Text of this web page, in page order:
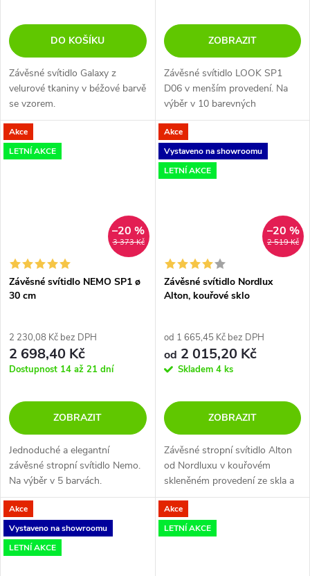
DO KOŠÍKU
Závěsné svítidlo Galaxy z
velurové tkaniny v béžové barvě
se vzorem.
ZOBRAZIT
Závěsné svítidlo LOOK SP1
D06 v menším provedení. Na
výběr v 10 barevných
variantách.
Akce
LETNÍ AKCE
3 373 Kč
–20 %
Závěsné svítidlo NEMO SP1 ø
30 cm
2 230,08 Kč bez DPH
2 698,40 Kč
Dostupnost 14 až 21 dní
ZOBRAZIT
Jednoduché a elegantní
závěsné stropní svítidlo Nemo.
Na výběr v 5 barvách.
Akce
Vystaveno na showroomu
LETNÍ AKCE
2 519 Kč
–20 %
Závěsné svítidlo Nordlux
Alton, kouřové sklo
od 1 665,45 Kč bez DPH
od 2 015,20 Kč
Skladem 4 ks
ZOBRAZIT
Závěsné stropní svítidlo Alton
od Nordluxu v kouřovém
skleněném provedení ze skla a
mosazi, je určené pro žárovku s
paticí E27 60W. Toto svítidlo v
retro stylu Vám krásně doplní...
Akce
Vystaveno na showroomu
LETNÍ AKCE
Akce
LETNÍ AKCE